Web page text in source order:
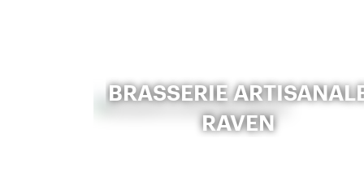
BRASSERIE
RAVEN